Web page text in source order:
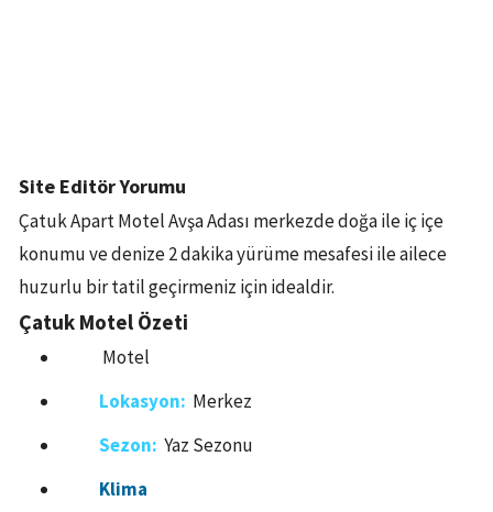
Site Editör Yorumu
Çatuk Apart Motel Avşa Adası merkezde doğa ile iç içe
konumu ve denize 2 dakika yürüme mesafesi ile ailece
huzurlu bir tatil geçirmeniz için idealdir.
Çatuk Motel Özeti
Motel
Lokasyon: Merkez
Sezon: Yaz Sezonu
Klima